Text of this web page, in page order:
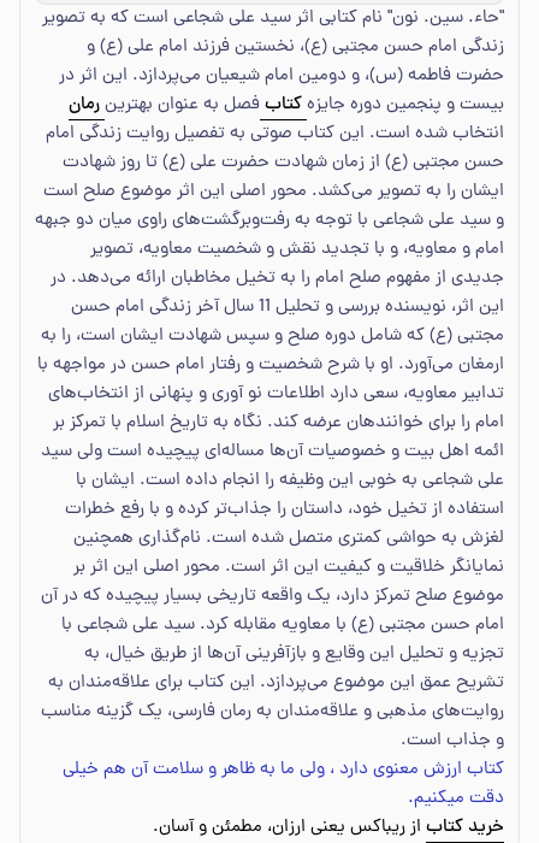
"حاء. سین. نون" نام کتابی اثر سید علی شجاعی است که به تصویر
زندگی امام حسن مجتبی (ع)، نخستین فرزند امام علی (ع) و
حضرت فاطمه (س)، و دومین امام شیعیان می‌پردازد. این اثر در
بیست و پنجمین دوره جایزهکتابفصل به عنوان بهترینرمان
انتخاب شده است. این کتاب صوتی به تفصیل روایت زندگی امام
حسن مجتبی (ع) از زمان شهادت حضرت علی (ع) تا روز شهادت
ایشان را به تصویر می‌کشد. محور اصلی این اثر موضوع صلح است
و سید علی شجاعی با توجه به رفت‌وبرگشت‌های راوی میان دو جبهه
امام و معاویه، و با تجدید نقش و شخصیت معاویه، تصویر
جدیدی از مفهوم صلح امام را به تخیل مخاطبان ارائه می‌دهد. در
این اثر، نویسنده بررسی و تحلیل 11 سال آخر زندگی امام حسن
مجتبی (ع) که شامل دوره صلح و سپس شهادت ایشان است، را به
ارمغان می‌آورد. او با شرح شخصیت و رفتار امام حسن در مواجهه با
تدابیر معاویه، سعی دارد اطلاعات نو آوری و پنهانی از انتخاب‌های
امام را برای خوانندهان عرضه کند. نگاه به تاریخ اسلام با تمرکز بر
ائمه اهل بیت و خصوصیات آن‌ها مساله‌ای پیچیده است ولی سید
علی شجاعی به خوبی این وظیفه را انجام داده است. ایشان با
استفاده از تخیل خود، داستان را جذاب‌تر کرده و با رفع خطرات
لغزش به حواشی کمتری متصل شده است. نام‌گذاری همچنین
نمایانگر خلاقیت و کیفیت این اثر است. محور اصلی این اثر بر
موضوع صلح تمرکز دارد، یک واقعه تاریخی بسیار پیچیده که در آن
امام حسن مجتبی (ع) با معاویه مقابله کرد. سید علی شجاعی با
تجزیه و تحلیل این وقایع و بازآفرینی آن‌ها از طریق خیال، به
تشریح عمق این موضوع می‌پردازد. این کتاب برای علاقه‌مندان به
روایت‌های مذهبی و علاقه‌مندان به رمان فارسی، یک گزینه مناسب
و جذاب است.
کتاب ارزش معنوی دارد ، ولی ما به ظاهر و سلامت آن هم خیلی
دقت میکنیم.
خرید کتاب از ریباکس یعنی ارزان، مطمئن و آسان.